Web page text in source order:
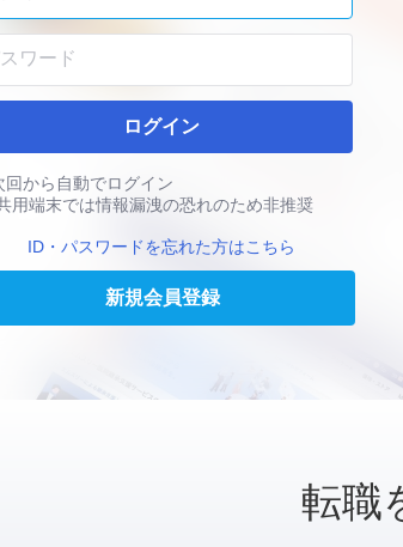
ログイン
回から自動でログイン
用端末では情報漏洩の恐れのため非推奨
ID・パスワードを忘れた方はこちら
新規会員登録
転職